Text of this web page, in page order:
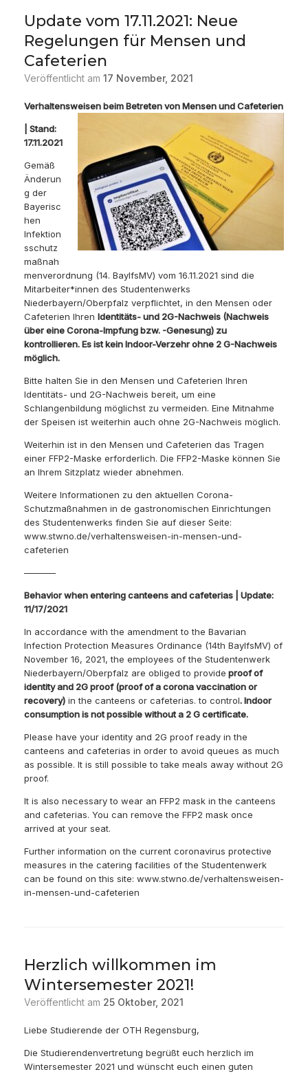
Update vom 17.11.2021: Neue
Regelungen für Mensen und
Cafeterien
Veröffentlicht am 17 November, 2021
Verhaltensweisen beim Betreten von Mensen und Cafeterien
| Stand:
17.11.2021
Gemäß
Änderun
g der
Bayerisc
hen
Infektion
sschutz
maßnah
menverordnung (14. BaylfsMV) vom 16.11.2021 sind die
Mitarbeiter*innen des Studentenwerks
Niederbayern/Oberpfalz verpflichtet, in den Mensen oder
Cafeterien Ihren Identitäts- und 2G-Nachweis (Nachweis
über eine Corona-Impfung bzw. -Genesung) zu
kontrollieren. Es ist kein Indoor-Verzehr ohne 2 G-Nachweis
möglich.
Bitte halten Sie in den Mensen und Cafeterien Ihren
Identitäts- und 2G-Nachweis bereit, um eine
Schlangenbildung möglichst zu vermeiden. Eine Mitnahme
der Speisen ist weiterhin auch ohne 2G-Nachweis möglich.
Weiterhin ist in den Mensen und Cafeterien das Tragen
einer FFP2-Maske erforderlich. Die FFP2-Maske können Sie
an Ihrem Sitzplatz wieder abnehmen.
Weitere Informationen zu den aktuellen Corona-
Schutzmaßnahmen in de gastronomischen Einrichtungen
des Studentenwerks finden Sie auf dieser Seite:
www.stwno.de/verhaltensweisen-in-mensen-und-
cafeterien
———–
Behavior when entering canteens and cafeterias | Update:
11/17/2021
In accordance with the amendment to the Bavarian
Infection Protection Measures Ordinance (14th BaylfsMV) of
November 16, 2021, the employees of the Studentenwerk
Niederbayern/Oberpfalz are obliged to provide proof of
identity and 2G proof (proof of a corona vaccination or
recovery) in the canteens or cafeterias. to control. Indoor
consumption is not possible without a 2 G certificate.
Please have your identity and 2G proof ready in the
canteens and cafeterias in order to avoid queues as much
as possible. It is still possible to take meals away without 2G
proof.
It is also necessary to wear an FFP2 mask in the canteens
and cafeterias. You can remove the FFP2 mask once
arrived at your seat.
Further information on the current coronavirus protective
measures in the catering facilities of the Studentenwerk
can be found on this site: www.stwno.de/verhaltensweisen-
in-mensen-und-cafeterien
Herzlich willkommen im
Wintersemester 2021!
Veröffentlicht am 25 Oktober, 2021
Liebe Studierende der OTH Regensburg,
Die Studierendenvertretung begrüßt euch herzlich im
Wintersemester 2021 und wünscht euch einen guten